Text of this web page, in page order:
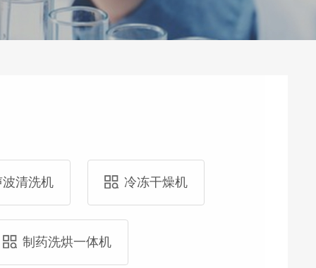
波清洗机 冷冻干燥机
制药洗烘一体机